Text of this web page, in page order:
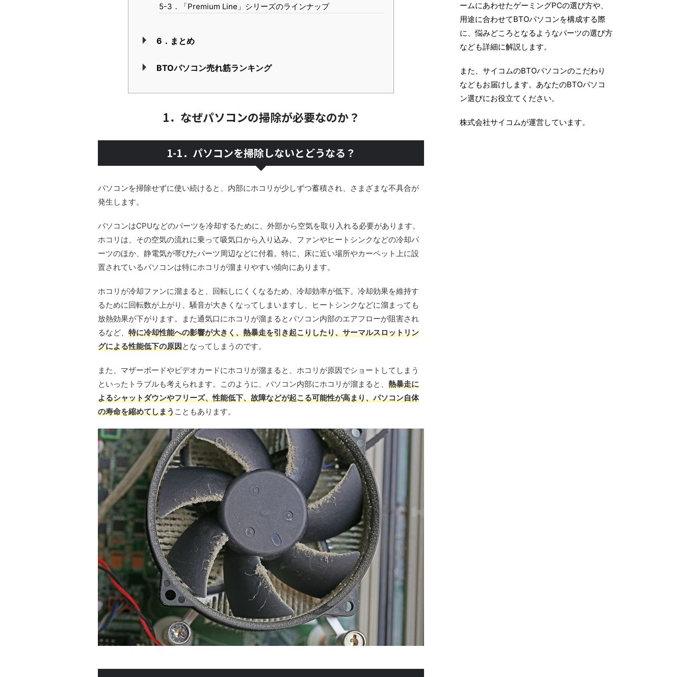
5-3．「Premium Line」シリーズのラインナップ
6．まとめ
BTOパソコン売れ筋ランキング
1．なぜパソコンの掃除が必要なのか？
1-1．パソコンを掃除しないとどうなる？
パソコンを掃除せずに使い続けると、内部にホコリが少しずつ蓄積され、さまざまな不具合が
発生します。
パソコンはCPUなどのパーツを冷却するために、外部から空気を取り入れる必要があります。
ホコリは、その空気の流れに乗って吸気口から入り込み、ファンやヒートシンクなどの冷却パ
ーツのほか、静電気が帯びたパーツ周辺などに付着。特に、床に近い場所やカーペット上に設
置されているパソコンは特にホコリが溜まりやすい傾向にあります。
ホコリが冷却ファンに溜まると、回転しにくくなるため、冷却効率が低下。冷却効果を維持す
るために回転数が上がり、騒音が大きくなってしまいますし、ヒートシンクなどに溜まっても
放熱効果が下がります。また通気口にホコリが溜まるとパソコン内部のエアフローが阻害され
るなど、 特に冷却性能への影響が大きく、熱暴走を引き起こりしたり、サーマルスロットリン
グによる性能低下の原因となってしまうのです。
また、マザーボードやビデオカードにホコリが溜まると、ホコリが原因でショートしてしまう
といったトラブルも考えられます。このように、パソコン内部にホコリが溜まると、 熱暴走に
よるシャットダウンやフリーズ、性能低下、故障などが起こる可能性が高まり、パソコン自体
の寿命を縮めてしまうこともあります。
ームにあわせたゲーミングPCの選び方や、
用途に合わせてBTOパソコンを構成する際
に、悩みどころとなるようなパーツの選び方
なども詳細に解説します。
また、サイコムのBTOパソコンのこだわり
などもお届けします。あなたのBTOパソコ
ン選びにお役立てください。
株式会社サイコムが運営しています。